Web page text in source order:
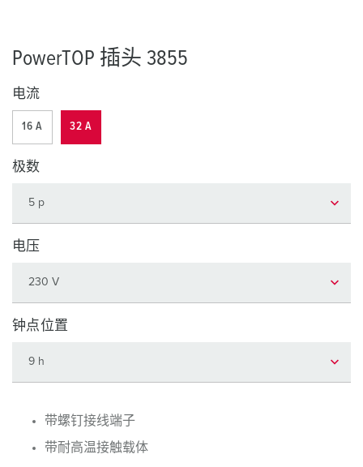
PowerTOP 插头 3855
电流
16 A 32 A
极数
电压
钟点位置
带螺钉接线端子
带耐高温接触载体